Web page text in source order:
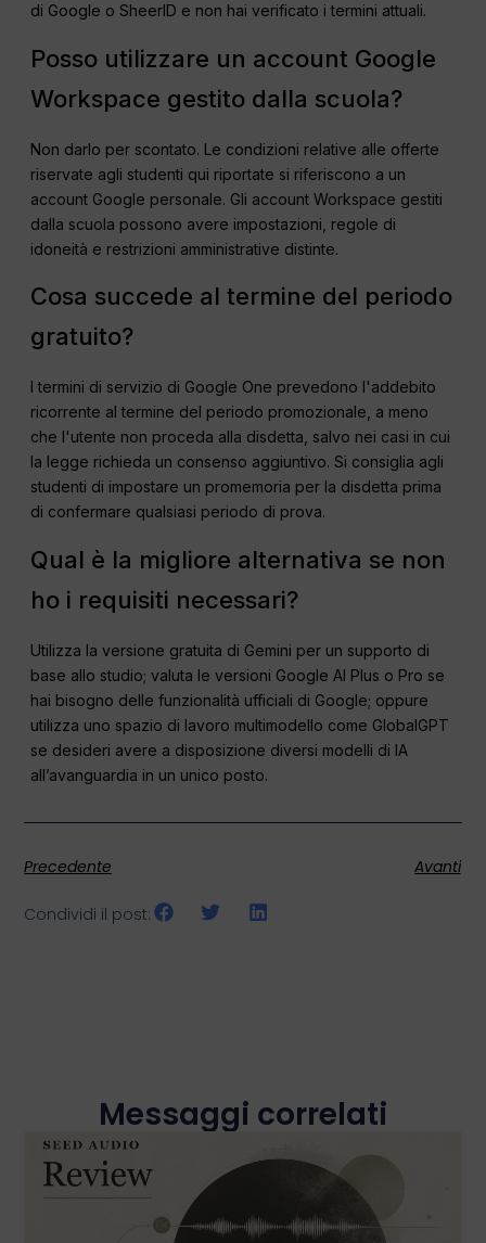
di Google o SheerID e non hai verificato i termini attuali.
Posso utilizzare un account Google
Workspace gestito dalla scuola?
Non darlo per scontato. Le condizioni relative alle offerte
riservate agli studenti qui riportate si riferiscono a un
account Google personale. Gli account Workspace gestiti
dalla scuola possono avere impostazioni, regole di
idoneità e restrizioni amministrative distinte.
Cosa succede al termine del periodo
gratuito?
I termini di servizio di Google One prevedono l'addebito
ricorrente al termine del periodo promozionale, a meno
che l'utente non proceda alla disdetta, salvo nei casi in cui
la legge richieda un consenso aggiuntivo. Si consiglia agli
studenti di impostare un promemoria per la disdetta prima
di confermare qualsiasi periodo di prova.
Qual è la migliore alternativa se non
ho i requisiti necessari?
Utilizza la versione gratuita di Gemini per un supporto di
base allo studio; valuta le versioni Google AI Plus o Pro se
hai bisogno delle funzionalità ufficiali di Google; oppure
utilizza uno spazio di lavoro multimodello come GlobalGPT
se desideri avere a disposizione diversi modelli di IA
all’avanguardia in un unico posto.
Precedente Avanti
Condividi il post:
Messaggi correlati